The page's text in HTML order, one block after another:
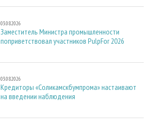
03.08.2026
Заместитель Министра промышленности
поприветствовал участников PulpFor 2026
03.08.2026
Кредиторы «Соликамскбумпрома» настаивают
на введении наблюдения